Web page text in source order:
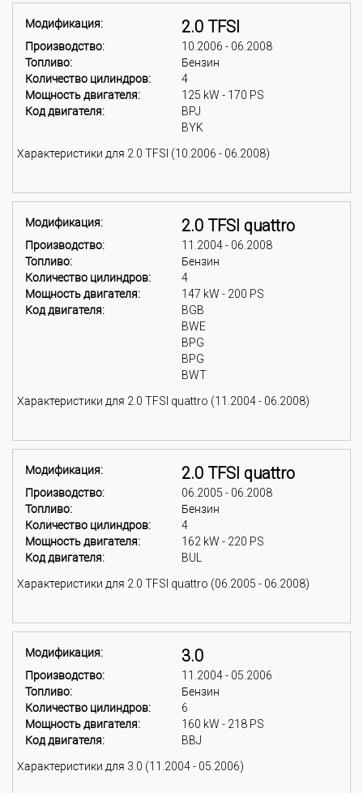
Модификация: 2.0 TFSI
Производство:
10.2006 - 06.2008
Топливо:
Бензин
Количество цилиндров:
4
Мощность двигателя:
125 kW - 170 PS
Код двигателя:
BPJ
BYK
Характеристики для 2.0 TFSI (10.2006 - 06.2008)
Модификация: 2.0 TFSI quattro
Производство:
11.2004 - 06.2008
Топливо:
Бензин
Количество цилиндров:
4
Мощность двигателя:
147 kW - 200 PS
Код двигателя:
BGB
BWE
BPG
BPG
BWT
Характеристики для 2.0 TFSI quattro (11.2004 - 06.2008)
Модификация: 2.0 TFSI quattro
Производство:
06.2005 - 06.2008
Топливо:
Бензин
Количество цилиндров:
4
Мощность двигателя:
162 kW - 220 PS
Код двигателя:
BUL
Характеристики для 2.0 TFSI quattro (06.2005 - 06.2008)
Модификация: 3.0
Производство:
11.2004 - 05.2006
Топливо:
Бензин
Количество цилиндров:
6
Мощность двигателя:
160 kW - 218 PS
Код двигателя:
BBJ
Характеристики для 3.0 (11.2004 - 05.2006)